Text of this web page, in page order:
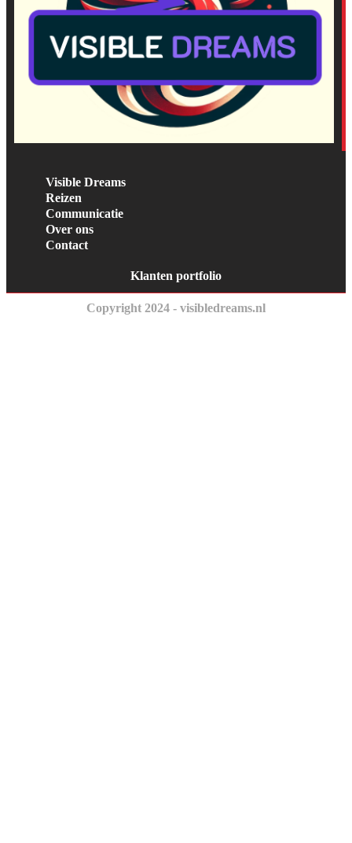
Visible Dreams
Reizen
Communicatie
Over ons
Contact
Klanten portfolio
Copyright 2024 - visibledreams.nl